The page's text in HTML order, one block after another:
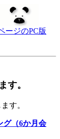
ージのPC版
す。
す。
グ（6か月会